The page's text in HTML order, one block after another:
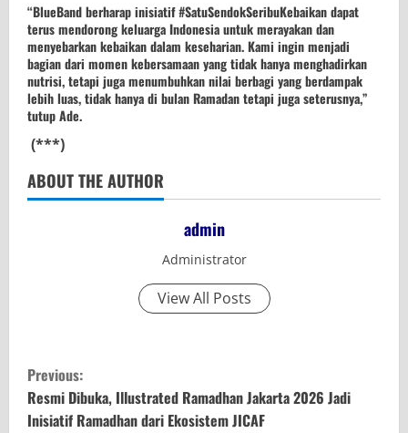
“BlueBand berharap inisiatif #SatuSendokSeribuKebaikan dapat
terus mendorong keluarga Indonesia untuk merayakan dan
menyebarkan kebaikan dalam keseharian. Kami ingin menjadi
bagian dari momen kebersamaan yang tidak hanya menghadirkan
nutrisi, tetapi juga menumbuhkan nilai berbagi yang berdampak
lebih luas, tidak hanya di bulan Ramadan tetapi juga seterusnya,”
tutupAde.
(***)
ABOUT THE AUTHOR
admin
Administrator
View All Posts
C
o
Previous:
Resmi Dibuka, Illustrated Ramadhan Jakarta 2026 Jadi
Inisiatif Ramadhan dari Ekosistem JICAF